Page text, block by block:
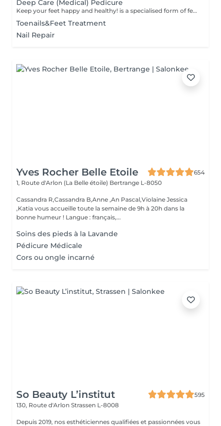
Deep Care (Medical) Pedicure
Keep your feet happy and healthy! is a specialised form of feet treatment where a nail master eliminates such problems as calluses, cracks and deformed nails etc. How is pedicure medical done? - problem is identified - feet are disinfected and softened - calloused skin is removed - nail plate is treated - skin is treated - medical cream is applied Age restrictions: recommended to do from 16 years. Post procedure recommendations: professional home care is recommended after the procedure. Frequency: once in 3-4 weeks.
Toenails&Feet Treatment
Nail Repair
Yves Rocher Belle Etoile
654
1, Route d'Arlon (La Belle étoile) Bertrange L-8050
Cassandra R,Cassandra B,Anne ,An Pascal,Violaine Jessica
,Katia vous accueille toute la semaine de 9h à 20h dans la
bonne humeur ! Langue : français,...
Soins des pieds à la Lavande
Pédicure Médicale
Cors ou ongle incarné
So Beauty L’institut
595
130, Route d'Arlon Strassen L-8008
Depuis 2019, nos esthéticiennes qualifiées et passionnées vous